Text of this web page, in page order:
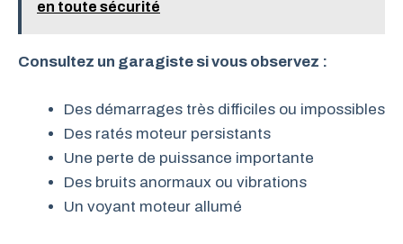
en toute sécurité
Consultez un garagiste si vous observez :
Des démarrages très difficiles ou impossibles
Des ratés moteur persistants
Une perte de puissance importante
Des bruits anormaux ou vibrations
Un voyant moteur allumé